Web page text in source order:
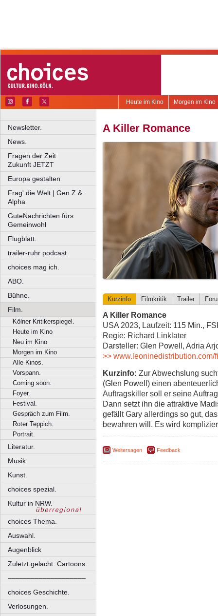
Morgen im Kino
Heute im Kino
Newsletter.
News.
Fragen der Zeit
Zukunft JETZT
Europa gestalten
Frag' die Welt | Gen Z &
Alpha
GuteNachrichten fürs
Gemeinwohl
Flugblatt.
trailer-ruhr podcast.
choices mag ich.
ABO.
Bühne.
Film.
Kölner Kritikerspiegel.
Heute im Kino
Neu im Kino
Morgen im Kino
Alle Kinos.
Vorspann.
Coming soon.
Foyer.
Festival.
Gespräch zum Film.
Roter Teppich.
Portrait.
Literatur.
Musik.
Kunst.
choices spezial.
Kultur in NRW.
choices Thema.
Auswahl.
Augenblick
Zuletzt gelacht: Cartoons.
––––––––––––––––––––
choices Geschichte.
Verlosungen.
A Killer Romance
Kurzinfo Filmkritik Trailer
A Killer Romance
USA 2023, Laufzeit: 115 Min.,
Regie: Richard Linklater
Darsteller: Glen Powell, Adria
>>
Kurzinfo: Zur Abwechslung
(Glen Powell) einen
Auftragskiller soll er seine
Dann setzt ihn die attraktive
gefällt Gary allerdings so gut,
bewahren will. Es wird
Weitersagen Feedback